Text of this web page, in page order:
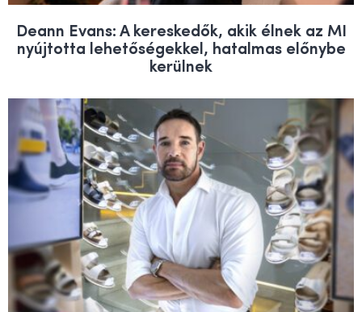
Deann Evans: A kereskedők, akik élnek az MI
nyújtotta lehetőségekkel, hatalmas előnybe
kerülnek